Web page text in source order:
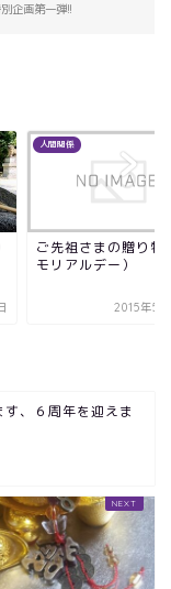
企画第一弾!!
人間関係
ご先祖さまの贈り物
モリアルデー）
2015年5
、６周年を迎えま